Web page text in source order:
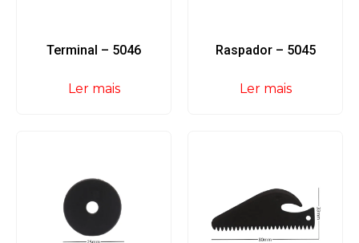
Terminal – 5046
Ler mais
Raspador – 5045
Ler mais